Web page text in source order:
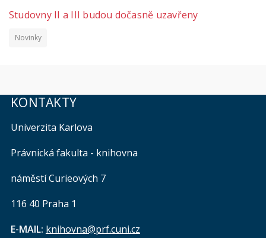
Studovny II a III budou dočasně uzavřeny
Novinky
KONTAKTY
Univerzita Karlova
Právnická fakulta - knihovna
náměstí Curieových 7
116 40 Praha 1
E-MAIL: knihovna@prf.cuni.cz